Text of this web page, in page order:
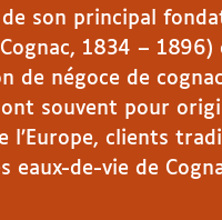
son principal
1834 –
de négoce de
souvent pour
l’Europe, clients
eaux-de-vie de